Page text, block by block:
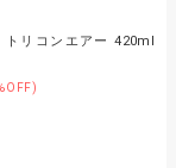
トリコンエアー 420ml